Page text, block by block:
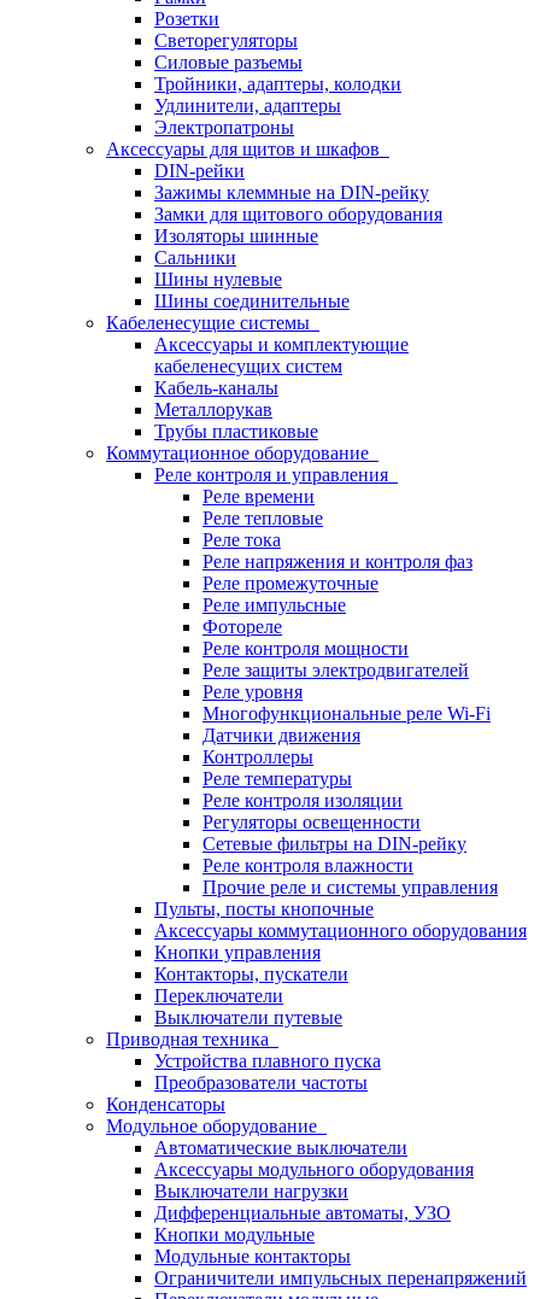
Розетки
Светорегуляторы
Силовые разъемы
Тройники, адаптеры, колодки
Удлинители, адаптеры
Электропатроны
Аксессуары для щитов и шкафов
DIN-рейки
Зажимы клеммные на DIN-рейку
Замки для щитового оборудования
Изоляторы шинные
Сальники
Шины нулевые
Шины соединительные
Кабеленесущие системы
Аксессуары и комплектующие
кабеленесущих систем
Кабель-каналы
Металлорукав
Трубы пластиковые
Коммутационное оборудование
Реле контроля и управления
Реле времени
Реле тепловые
Реле тока
Реле напряжения и контроля фаз
Реле промежуточные
Реле импульсные
Фотореле
Реле контроля мощности
Реле защиты электродвигателей
Реле уровня
Многофункциональные реле Wi-Fi
Датчики движения
Контроллеры
Реле температуры
Реле контроля изоляции
Регуляторы освещенности
Сетевые фильтры на DIN-рейку
Реле контроля влажности
Прочие реле и системы управления
Пульты, посты кнопочные
Аксессуары коммутационного оборудования
Кнопки управления
Контакторы, пускатели
Переключатели
Выключатели путевые
Приводная техника
Устройства плавного пуска
Преобразователи частоты
Конденсаторы
Модульное оборудование
Автоматические выключатели
Аксессуары модульного оборудования
Выключатели нагрузки
Дифференциальные автоматы, УЗО
Кнопки модульные
Модульные контакторы
Ограничители импульсных перенапряжений